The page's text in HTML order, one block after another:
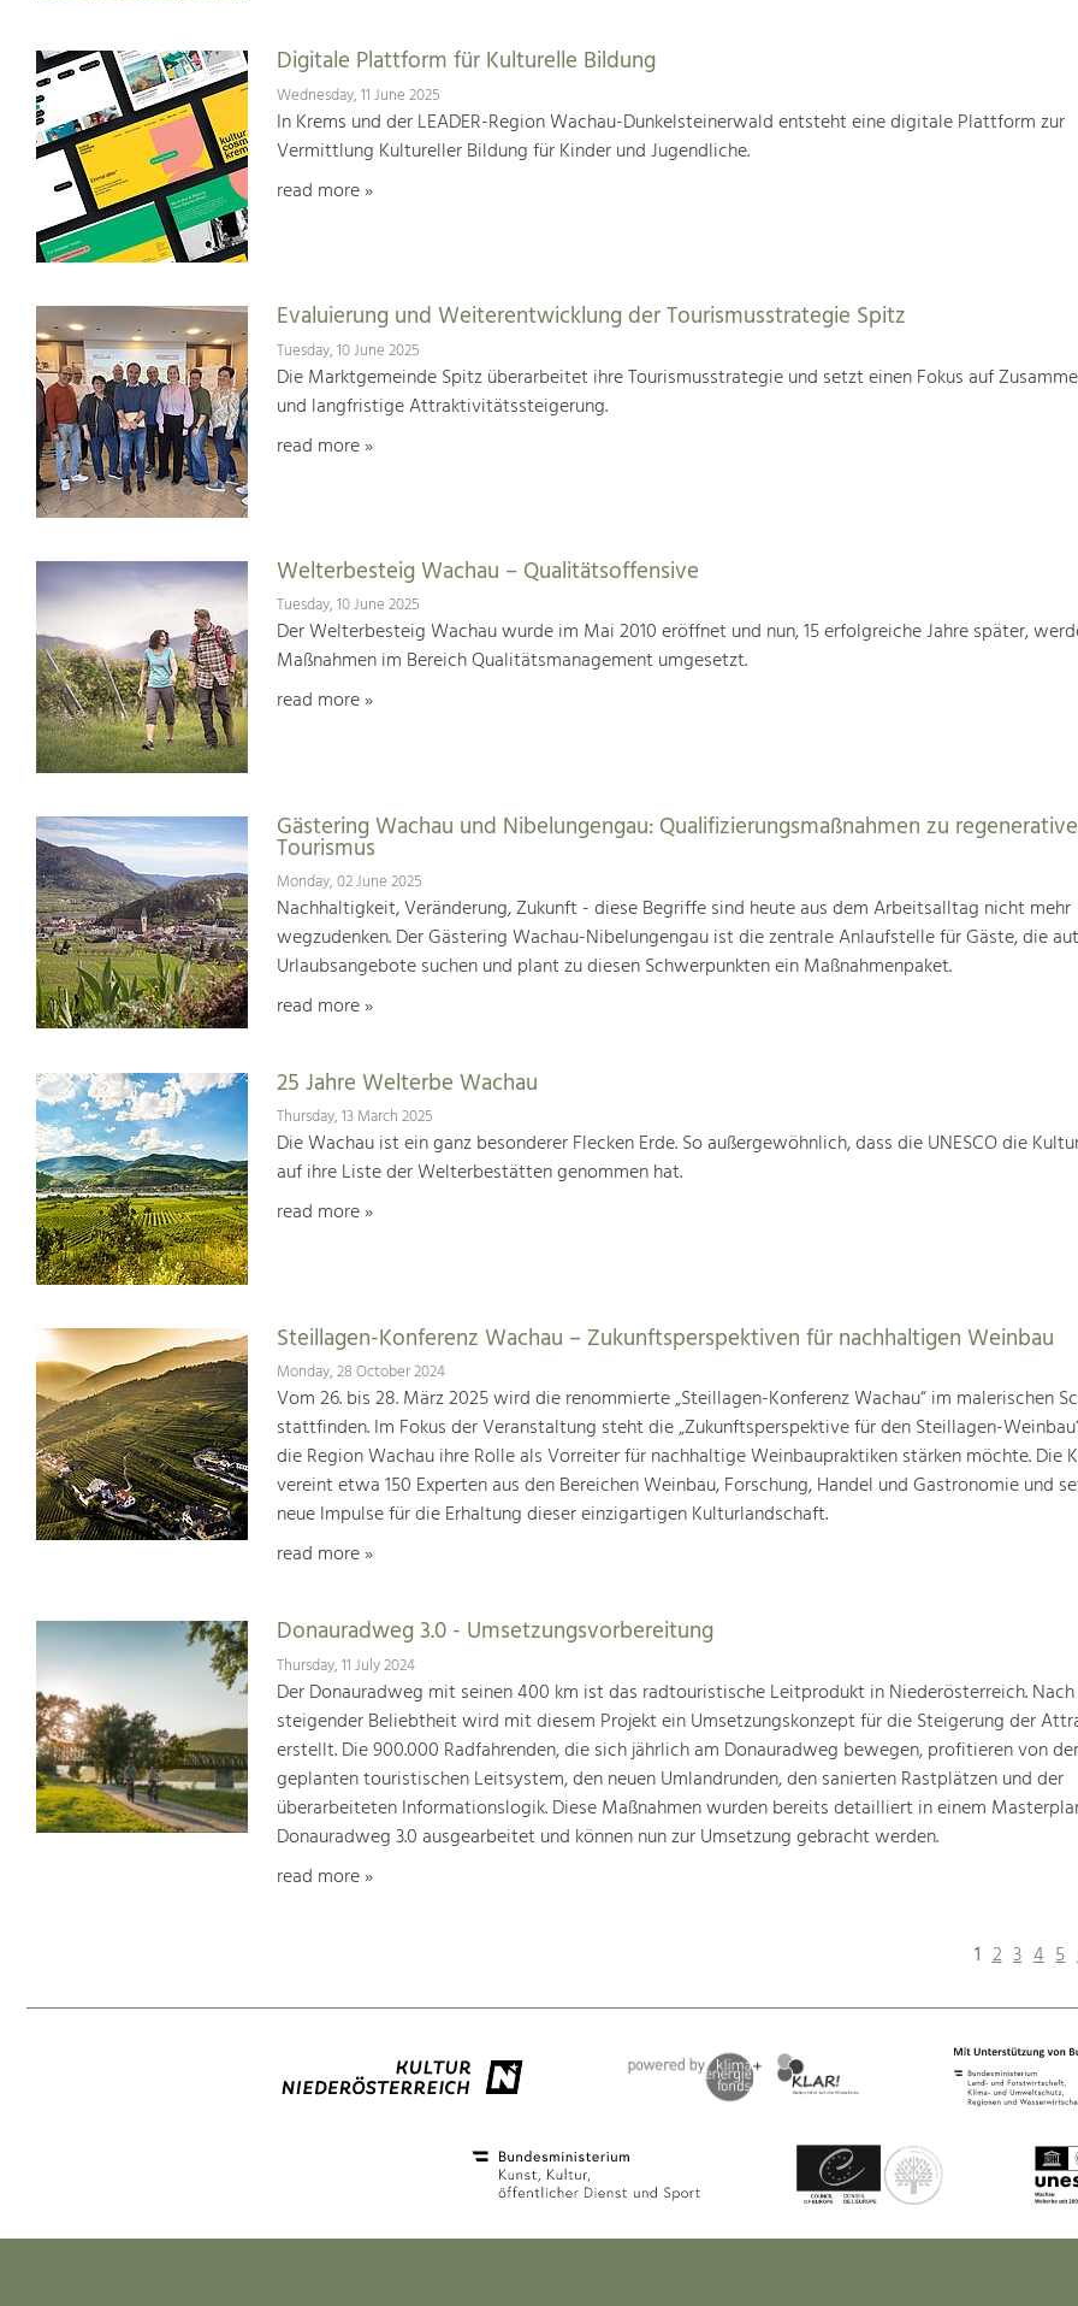
Digitale Plattform für Kulturelle Bildung
Wednesday, 11 June 2025
In Krems und der LEADER-Region Wachau-Dunkelsteinerwald entsteht eine digitale Plattform zur
Vermittlung Kultureller Bildung für Kinder und Jugendliche.
read more »
Evaluierung und Weiterentwicklung der Tourismusstrategie Spitz
Tuesday, 10 June 2025
Die Marktgemeinde Spitz überarbeitet ihre Tourismusstrategie und setzt einen Fokus auf
und langfristige Attraktivitätssteigerung.
read more »
Welterbesteig Wachau – Qualitätsoffensive
Tuesday, 10 June 2025
Der Welterbesteig Wachau wurde im Mai 2010 eröffnet und nun, 15 erfolgreiche Jahre später,
Maßnahmen im Bereich Qualitätsmanagement umgesetzt.
read more »
Gästering Wachau und Nibelungengau: Qualifizierungsmaßnahmen zu
Tourismus
Monday, 02 June 2025
Nachhaltigkeit, Veränderung, Zukunft - diese Begriffe sind heute aus dem Arbeitsalltag nicht mehr
wegzudenken. Der Gästering Wachau-Nibelungengau ist die zentrale Anlaufstelle für Gäste, die
Urlaubsangebote suchen und plant zu diesen Schwerpunkten ein Maßnahmenpaket.
read more »
25 Jahre Welterbe Wachau
Thursday, 13 March 2025
Die Wachau ist ein ganz besonderer Flecken Erde. So außergewöhnlich, dass die UNESCO die
auf ihre Liste der Welterbestätten genommen hat.
read more »
Steillagen-Konferenz Wachau – Zukunftsperspektiven für nachhaltigen Weinbau
Monday, 28 October 2024
Vom 26. bis 28. März 2025 wird die renommierte „Steillagen-Konferenz Wachau“ im malerischen
stattfinden. Im Fokus der Veranstaltung steht die „Zukunftsperspektive für den Steillagen-
die Region Wachau ihre Rolle als Vorreiter für nachhaltige Weinbaupraktiken stärken möchte. Die
vereint etwa 150 Experten aus den Bereichen Weinbau, Forschung, Handel und Gastronomie und
neue Impulse für die Erhaltung dieser einzigartigen Kulturlandschaft.
read more »
Donauradweg 3.0 - Umsetzungsvorbereitung
Thursday, 11 July 2024
Der Donauradweg mit seinen 400 km ist das radtouristische Leitprodukt in Niederösterreich. Nach
steigender Beliebtheit wird mit diesem Projekt ein Umsetzungskonzept für die Steigerung der
erstellt. Die 900.000 Radfahrenden, die sich jährlich am Donauradweg bewegen, profitieren von
geplanten touristischen Leitsystem, den neuen Umlandrunden, den sanierten Rastplätzen und der
überarbeiteten Informationslogik. Diese Maßnahmen wurden bereits detailliert in einem
Donauradweg 3.0 ausgearbeitet und können nun zur Umsetzung gebracht werden.
read more »
1 2 3 4 5